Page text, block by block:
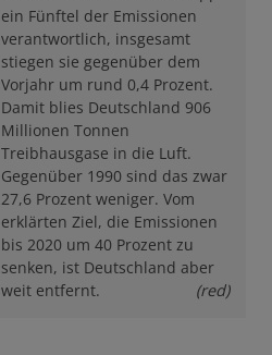
ein Fünftel der Emissionen
verantwortlich, insgesamt
stiegen sie gegenüber dem
Vorjahr um rund 0,4 Prozent.
Damit blies Deutschland 906
Millionen Tonnen
Treibhausgase in die Luft.
Gegenüber 1990 sind das zwar
27,6 Prozent weniger. Vom
erklärten Ziel, die Emissionen
bis 2020 um 40 Prozent zu
senken, ist Deutschland aber
weit entfernt.
(red)